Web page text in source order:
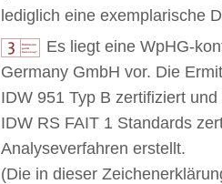
lediglich eine exemplarische
Es liegt eine WpHG-
Germany GmbH vor. Die
IDW 951 Typ B zertifiziert
IDW RS FAIT 1 Standards
Analyseverfahren erstellt.
(Die in dieser